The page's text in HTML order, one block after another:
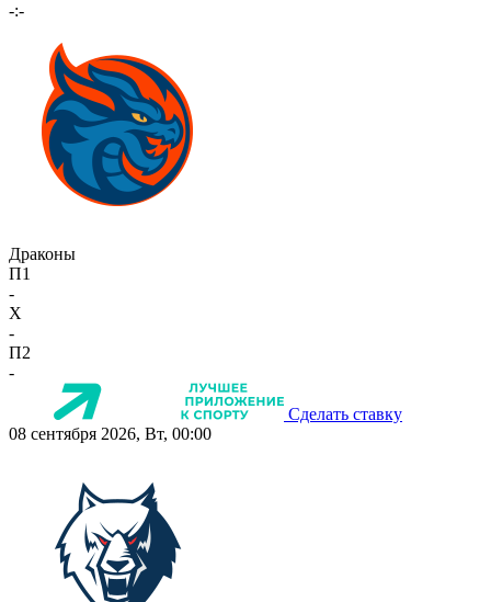
-:-
Драконы
П1
-
X
-
П2
-
Сделать ставку
08 сентября 2026, Вт, 00:00